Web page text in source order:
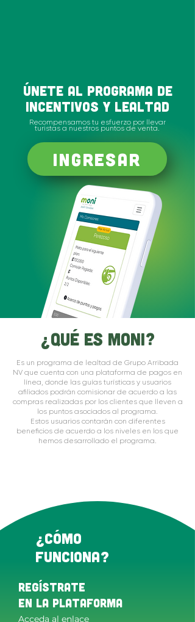
Únete al Programa de
Incentivos y Lealtad
Recompensamos tu esfuerzo por llevar
turistas a nuestros puntos de venta.
INGRESAR
¿Qué es Moni?
Es un programa de lealtad de Grupo Arribada
NV que cuenta con una plataforma de pagos en
línea, donde las guías turísticas y usuarios
afiliados podrán comisionar de acuerdo a las
compras realizadas por los clientes que lleven a
los puntos asociados al programa.
Estos usuarios contarán con diferentes
beneficios de acuerdo a los niveles en los que
hemos desarrollado el programa.
¿Cómo
funciona?
Regístrate
en la plataforma
Acceda al enlace